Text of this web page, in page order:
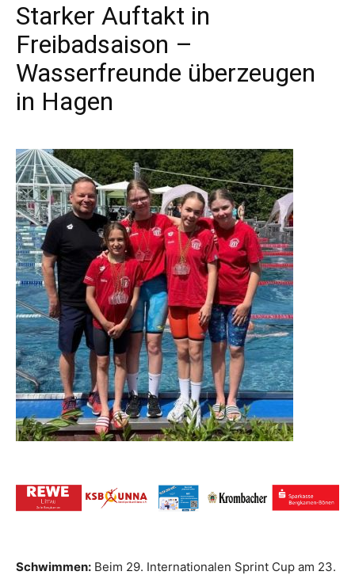
Starker Auftakt in
Freibadsaison –
Wasserfreunde überzeugen
in Hagen
Schwimmen: Beim 29. Internationalen Sprint Cup am 23.